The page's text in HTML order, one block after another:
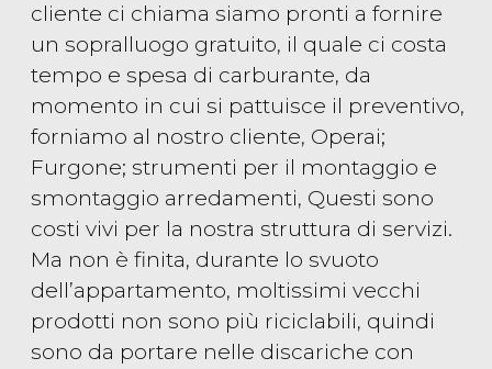
cliente ci chiama siamo pronti a fornire
un sopralluogo gratuito, il quale ci costa
tempo e spesa di carburante, da
momento in cui si pattuisce il preventivo,
forniamo al nostro cliente, Operai;
Furgone; strumenti per il montaggio e
smontaggio arredamenti, Questi sono
costi vivi per la nostra struttura di servizi.
Ma non è finita, durante lo svuoto
dell’appartamento, moltissimi vecchi
prodotti non sono più riciclabili, quindi
sono da portare nelle discariche con